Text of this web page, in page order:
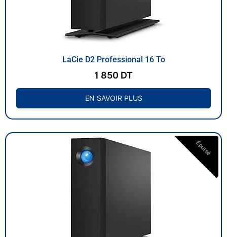
LaCie D2 Professional 16 To
1 850 DT
EN SAVOIR PLUS
Épuisé